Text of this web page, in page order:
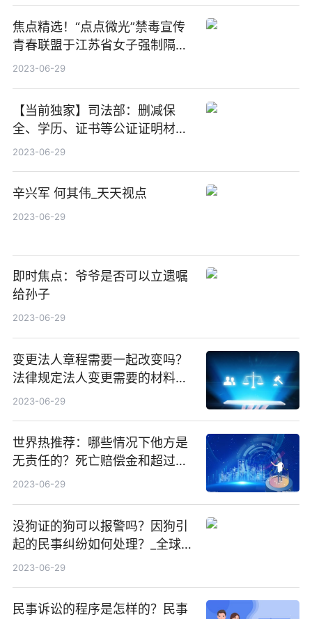
焦点精选！“点点微光”禁毒宣传
青春联盟于江苏省女子强制隔离
戒毒所成立！
2023-06-29
【当前独家】司法部：删减保
全、学历、证书等公证证明材料
116项
2023-06-29
辛兴军 何其伟_天天视点
2023-06-29
即时焦点：爷爷是否可以立遗嘱
给孙子
2023-06-29
变更法人章程需要一起改变吗？
法律规定法人变更需要的材料都
有什么？-当前滚动
2023-06-29
世界热推荐：哪些情况下他方是
无责任的？死亡赔偿金和超过的
费用怎么算？
2023-06-29
没狗证的狗可以报警吗？因狗引
起的民事纠纷如何处理？_全球观
焦点
2023-06-29
民事诉讼的程序是怎样的？民事